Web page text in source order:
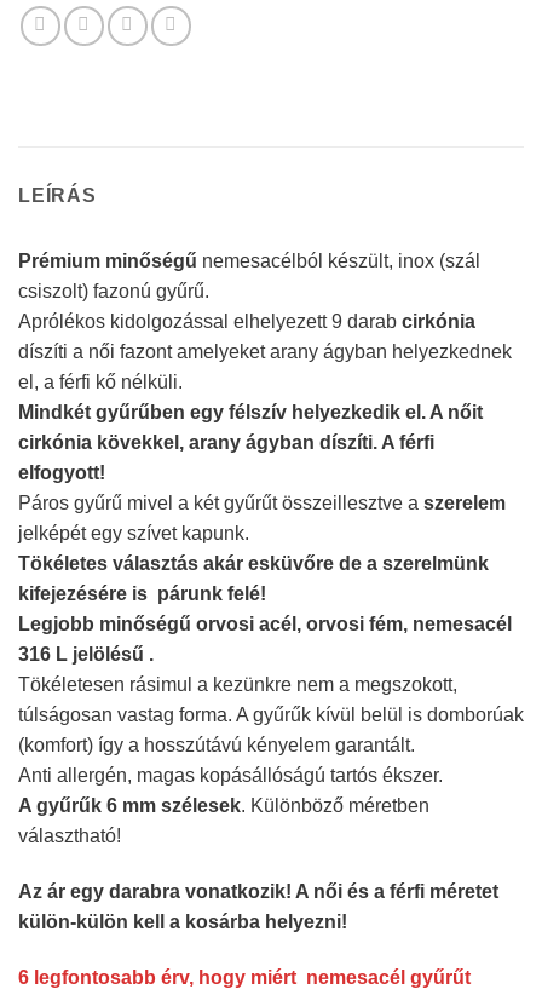
LEÍRÁS
Prémium minőségű nemesacélból készült, inox (szál
csiszolt) fazonú gyűrű.
Aprólékos kidolgozással elhelyezett 9 darab cirkónia
díszíti a női fazont amelyeket arany ágyban helyezkednek
el, a férfi kő nélküli.
Mindkét gyűrűben egy félszív helyezkedik el. A nőit
cirkónia kövekkel, arany ágyban díszíti. A férfi
elfogyott!
Páros gyűrű mivel a két gyűrűt összeillesztve a szerelem
jelképét egy szívet kapunk.
Tökéletes választás akár esküvőre de a szerelmünk
kifejezésére is párunk felé!
Legjobb minőségű orvosi acél, orvosi fém, nemesacél
316 L jelölésű .
Tökéletesen rásimul a kezünkre nem a megszokott,
túlságosan vastag forma. A gyűrűk kívül belül is domborúak
(komfort) így a hosszútávú kényelem garantált.
Anti allergén, magas kopásállóságú tartós ékszer.
A gyűrűk 6 mm szélesek. Különböző méretben
választható!
Az ár egy darabra vonatkozik! A női és a férfi méretet
külön-külön kell a kosárba helyezni!
6 legfontosabb érv, hogy miért nemesacél gyűrűt